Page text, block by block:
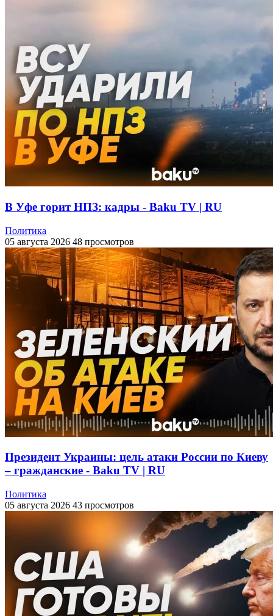
В Уфе горит НПЗ: кадры - Baku TV | RU
Политика
05 августа 2026 48 просмотров
Президент Украины: цель атаки России по Киеву
– гражданские - Baku TV | RU
Политика
05 августа 2026 43 просмотров